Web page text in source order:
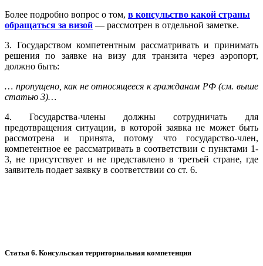
Более подробно вопрос о том, в консульство какой страны
обращаться за визой — рассмотрен в отдельной заметке.
3. Государством компетентным рассматривать и принимать
решения по заявке на визу для транзита через аэропорт,
должно быть:
… пропущено, как не относящееся к гражданам РФ (см. выше
статью 3)…
4. Государства-члены должны сотрудничать для
предотвращения ситуации, в которой заявка не может быть
рассмотрена и принята, потому что государство-член,
компетентное ее рассматривать в соответствии с пунктами 1-
3, не присутствует и не представлено в третьей стране, где
заявитель подает заявку в соответствии со ст. 6.
Статья 6. Консульская территориальная компетенция